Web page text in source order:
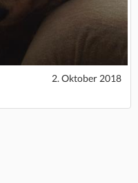
2. Oktober 2018